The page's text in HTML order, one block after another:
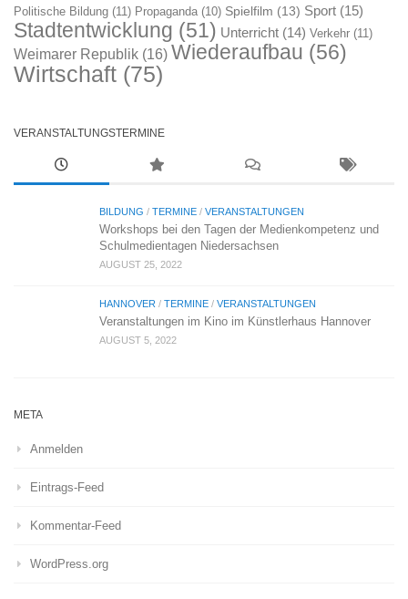
Politische Bildung (11) Propaganda (10) Spielfilm (13) Sport (15)
Stadtentwicklung (51) Unterricht (14) Verkehr (11)
Weimarer Republik (16) Wiederaufbau (56)
Wirtschaft (75)
VERANSTALTUNGSTERMINE
BILDUNG / TERMINE / VERANSTALTUNGEN
Workshops bei den Tagen der Medienkompetenz und
Schulmedientagen Niedersachsen
AUGUST 25, 2022
HANNOVER / TERMINE / VERANSTALTUNGEN
Veranstaltungen im Kino im Künstlerhaus Hannover
AUGUST 5, 2022
META
Anmelden
Eintrags-Feed
Kommentar-Feed
WordPress.org